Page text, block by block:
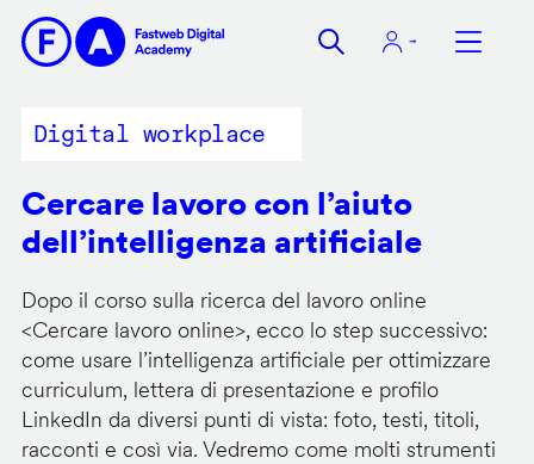
contenuto
Digital workplace
Cercare lavoro con l’aiuto
dell’intelligenza artificiale
Dopo il corso sulla ricerca del lavoro online
<Cercare lavoro online>, ecco lo step successivo:
come usare l’intelligenza artificiale per ottimizzare
curriculum, lettera di presentazione e profilo
LinkedIn da diversi punti di vista: foto, testi, titoli,
racconti e così via. Vedremo come molti strumenti